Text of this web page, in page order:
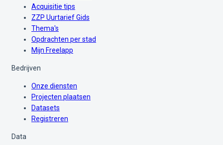
Acquisitie tips
ZZP Uurtarief Gids
Thema's
Opdrachten per stad
Mijn Freelapp
Bedrijven
Onze diensten
Projecten plaatsen
Datasets
Registreren
Data